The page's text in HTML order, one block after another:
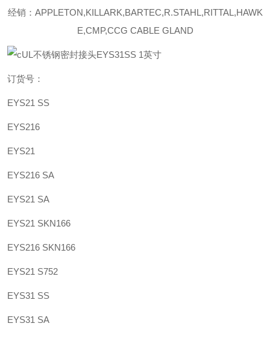
经销：APPLETON,KILLARK,BARTEC,R.STAHL,RITTAL,HAWK
E,CMP,CCG CABLE GLAND
订货号：
EYS21 SS
EYS216
EYS21
EYS216 SA
EYS21 SA
EYS21 SKN166
EYS216 SKN166
EYS21 S752
EYS31 SS
EYS31 SA